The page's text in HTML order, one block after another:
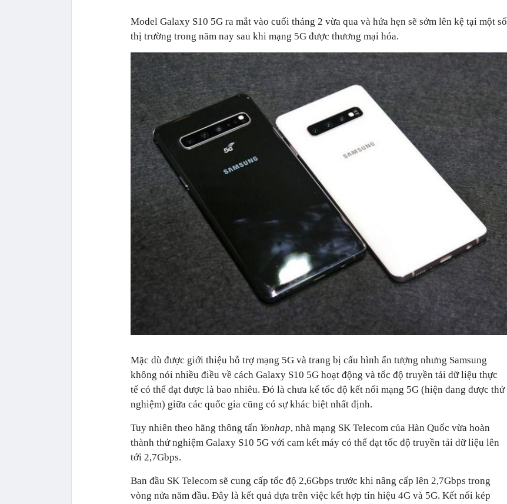
Model Galaxy S10 5G ra mắt vào cuối tháng 2 vừa qua và hứa hẹn sẽ sớm lên kệ tại một số
thị trường trong năm nay sau khi mạng 5G được thương mại hóa.
Mặc dù được giới thiệu hỗ trợ mạng 5G và trang bị cấu hình ấn tượng nhưng Samsung
không nói nhiều điều về cách Galaxy S10 5G hoạt động và tốc độ truyền tải dữ liệu thực
tế có thể đạt được là bao nhiêu. Đó là chưa kể tốc độ kết nối mạng 5G (hiện đang được thử
nghiệm) giữa các quốc gia cũng có sự khác biệt nhất định.
Tuy nhiên theo hãng thông tấn Yonhap, nhà mạng SK Telecom của Hàn Quốc vừa hoàn
thành thử nghiệm Galaxy S10 5G với cam kết máy có thể đạt tốc độ truyền tải dữ liệu lên
tới 2,7Gbps.
Ban đầu SK Telecom sẽ cung cấp tốc độ 2,6Gbps trước khi nâng cấp lên 2,7Gbps trong
vòng nửa năm đầu. Đây là kết quả dựa trên việc kết hợp tín hiệu 4G và 5G. Kết nối kép